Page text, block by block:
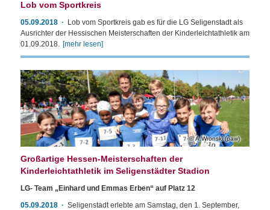
Lob vom Sportkreis
05.09.2018
Lob vom Sportkreis gab es für die LG Seligenstadt als
Ausrichter der Hessischen Meisterschaften der Kinderleichtathletik am
01.09.2018. [mehr lesen]
A.Wronski (paw)
Großartige Hessen-Meisterschaften der
Kinderleichtathletik im Seligenstädter Stadion
LG- Team „Einhard und Emmas Erben“ auf Platz 12
05.09.2018
Seligenstadt erlebte am Samstag, den 1. September,